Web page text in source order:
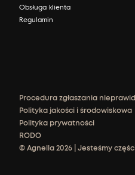
Obsługa klienta
Regulamin
Procedura zgłaszania
Polityka jakości i środowiskowa
Polityka prywatności
RODO
© Agnella 2026 | Jesteśmy